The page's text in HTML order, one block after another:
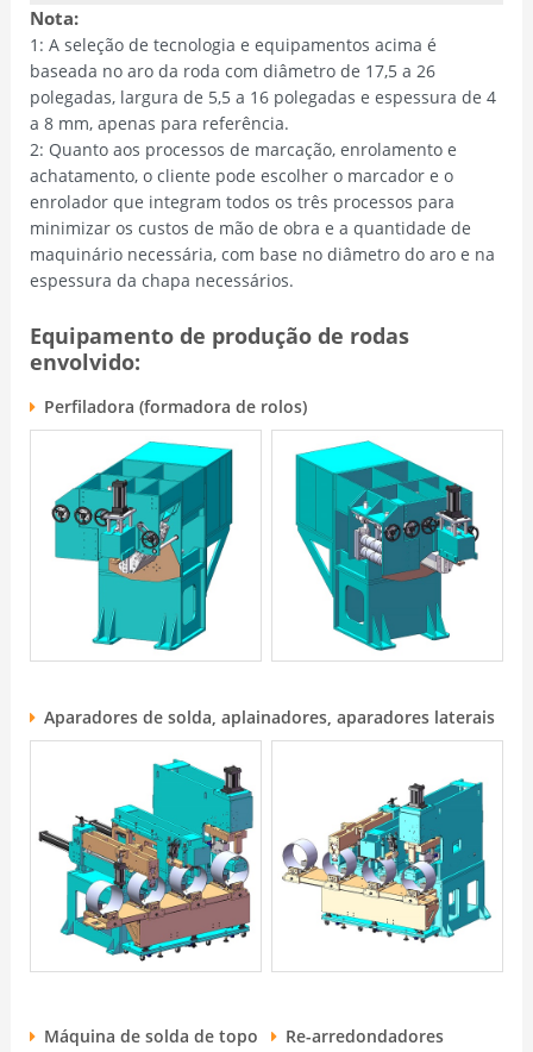
Nota:
1: A seleção de tecnologia e equipamentos acima é
baseada no aro da roda com diâmetro de 17,5 a 26
polegadas, largura de 5,5 a 16 polegadas e espessura de 4
a 8 mm, apenas para referência.
2: Quanto aos processos de marcação, enrolamento e
achatamento, o cliente pode escolher o marcador e o
enrolador que integram todos os três processos para
minimizar os custos de mão de obra e a quantidade de
maquinário necessária, com base no diâmetro do aro e na
espessura da chapa necessários.
Equipamento de produção de rodas
envolvido:
Perfiladora (formadora de rolos)
Aparadores de solda, aplainadores, aparadores laterais
Máquina de solda de topo Re-arredondadores